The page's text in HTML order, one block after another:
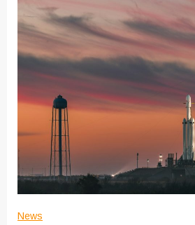
News